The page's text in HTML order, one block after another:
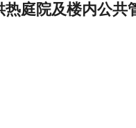
庭院及楼内公共